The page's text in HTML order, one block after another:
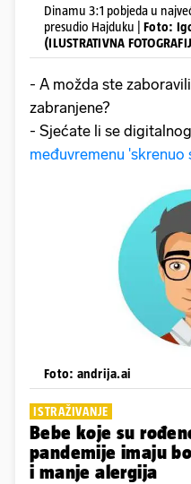
Dinamu 3:1 pobjeda u
presudio Hajduku | Foto:
(ILUSTRATIVNA
- A možda ste
zabranjene?
- Sjećate li se
međuvremenu 'skrenuo
Foto: andrija.ai
ISTRAŽIVANJE
Bebe koje su
pandemije imaju
i manje alergija